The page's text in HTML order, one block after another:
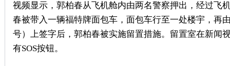
视频显示，郭柏春从飞机舱内由两名警察押出，经过飞
春被带入一辆福特牌面包车，面包车行至一处楼宇，再
号）上签字后，郭柏春被实施留置措施。留置室在新闻
有SOS按钮。